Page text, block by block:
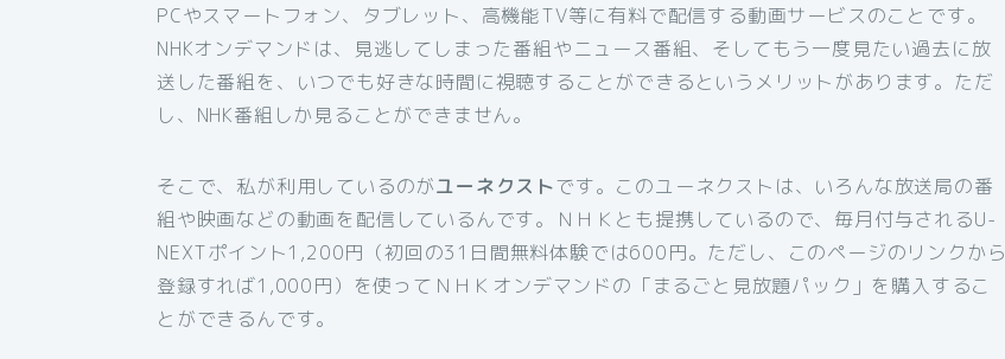
PCやスマートフォン、タブレット、高機能TV等に有料で配信する動画サービスのことです。
NHKオンデマンドは、見逃してしまった番組やニュース番組、そしてもう一度見たい過去に放
送した番組を、いつでも好きな時間に視聴することができるというメリットがあります。ただ
し、NHK番組しか見ることができません。
そこで、私が利用しているのがユーネクストです。このユーネクストは、いろんな放送局の番
組や映画などの動画を配信しているんです。ＮＨＫとも提携しているので、毎月付与されるU-
NEXTポイント1,200円（初回の31日間無料体験では600円。ただし、このページのリンクから
登録すれば1,000円）を使ってＮＨＫオンデマンドの「まるごと見放題パック」を購入するこ
とができるんです。